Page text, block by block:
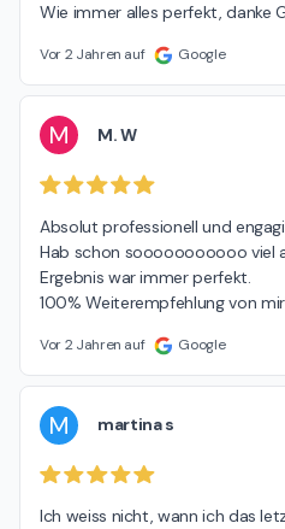
Wie immer alles perfekt, danke
Vor 2 Jahren auf Google
M M. W
Absolut professionell und
Hab schon sooooooooooo viel
Ergebnis war immer perfekt.
100% Weiterempfehlung von
Vor 2 Jahren auf Google
M martina s
Ich weiss nicht, wann ich das